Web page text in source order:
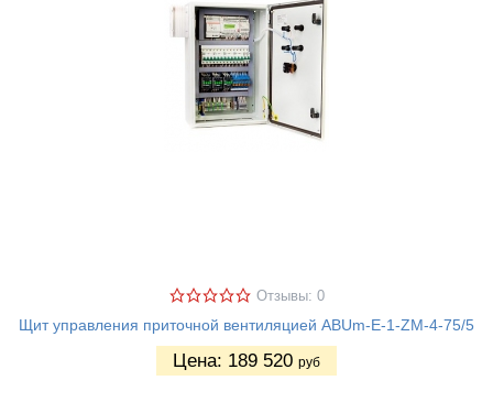
Отзывы: 0
Щит управления приточной вентиляцией ABUm-E-1-ZM-4-75/5
Цена: 189 520 руб